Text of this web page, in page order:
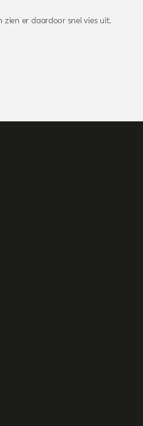
zien er daardoor snel vies uit.